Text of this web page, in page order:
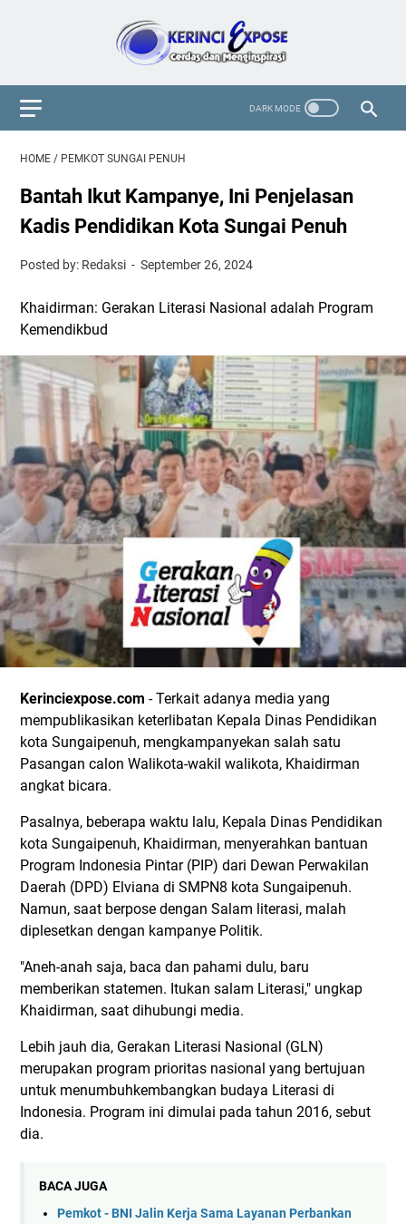
HOME / PEMKOT SUNGAI PENUH
Bantah Ikut Kampanye, Ini Penjelasan
Kadis Pendidikan Kota Sungai Penuh
Posted by: Redaksi September 26, 2024
Khaidirman: Gerakan Literasi Nasional adalah Program
Kemendikbud
Kerinciexpose.com - Terkait adanya media yang
mempublikasikan keterlibatan Kepala Dinas Pendidikan
kota Sungaipenuh, mengkampanyekan salah satu
Pasangan calon Walikota-wakil walikota, Khaidirman
angkat bicara.
Pasalnya, beberapa waktu lalu, Kepala Dinas Pendidikan
kota Sungaipenuh, Khaidirman, menyerahkan bantuan
Program Indonesia Pintar (PIP) dari Dewan Perwakilan
Daerah (DPD) Elviana di SMPN8 kota Sungaipenuh.
Namun, saat berpose dengan Salam literasi, malah
diplesetkan dengan kampanye Politik.
"Aneh-anah saja, baca dan pahami dulu, baru
memberikan statemen. Itukan salam Literasi," ungkap
Khaidirman, saat dihubungi media.
Lebih jauh dia, Gerakan Literasi Nasional (GLN)
merupakan program prioritas nasional yang bertujuan
untuk menumbuhkembangkan budaya Literasi di
Indonesia. Program ini dimulai pada tahun 2016, sebut
dia.
BACA JUGA
Pemkot - BNI Jalin Kerja Sama Layanan Perbankan